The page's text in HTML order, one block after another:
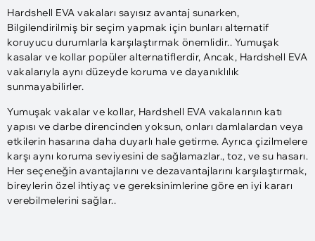
Hardshell EVA vakaları sayısız avantaj sunarken,
Bilgilendirilmiş bir seçim yapmak için bunları alternatif
koruyucu durumlarla karşılaştırmak önemlidir.. Yumuşak
kasalar ve kollar popüler alternatiflerdir, Ancak, Hardshell EVA
vakalarıyla aynı düzeyde koruma ve dayanıklılık
sunmayabilirler.
Yumuşak vakalar ve kollar, Hardshell EVA vakalarının katı
yapısı ve darbe direncinden yoksun, onları damlalardan veya
etkilerin hasarına daha duyarlı hale getirme. Ayrıca çizilmelere
karşı aynı koruma seviyesini de sağlamazlar., toz, ve su hasarı.
Her seçeneğin avantajlarını ve dezavantajlarını karşılaştırmak,
bireylerin özel ihtiyaç ve gereksinimlerine göre en iyi kararı
verebilmelerini sağlar..